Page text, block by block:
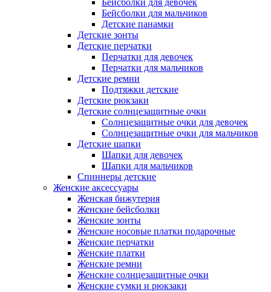
Бейсболки для девочек
Бейсболки для мальчиков
Детские панамки
Детские зонты
Детские перчатки
Перчатки для девочек
Перчатки для мальчиков
Детские ремни
Подтяжки детские
Детские рюкзаки
Детские солнцезащитные очки
Солнцезащитные очки для девочек
Солнцезащитные очки для мальчиков
Детские шапки
Шапки для девочек
Шапки для мальчиков
Спиннеры детские
Женские аксессуары
Женская бижутерия
Женские бейсболки
Женские зонты
Женские носовые платки подарочные
Женские перчатки
Женские платки
Женские ремни
Женские солнцезащитные очки
Женские сумки и рюкзаки